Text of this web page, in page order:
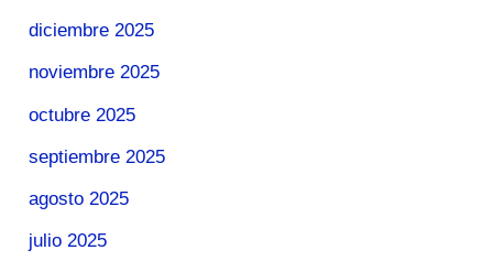
diciembre 2025
noviembre 2025
octubre 2025
septiembre 2025
agosto 2025
julio 2025